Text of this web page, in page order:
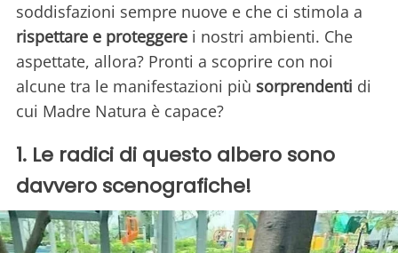
soddisfazioni sempre nuove e che ci stimola a
rispettare e proteggere i nostri ambienti. Che
aspettate, allora? Pronti a scoprire con noi
alcune tra le manifestazioni più sorprendenti di
cui Madre Natura è capace?
1. Le radici di questo albero sono
davvero scenografiche!